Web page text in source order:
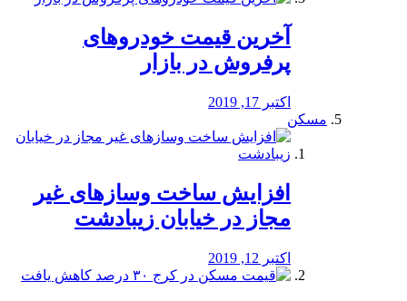
آخرین قیمت خودرو‌های
پرفروش در بازار
اکتبر 17, 2019
مسکن
افزایش ساخت وسازهای غیر
مجاز در خیابان زیبادشت
اکتبر 12, 2019